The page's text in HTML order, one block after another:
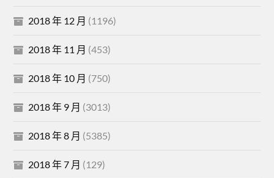
2018 年 12 月 (1196)
2018 年 11 月 (453)
2018 年 10 月 (750)
2018 年 9 月 (3013)
2018 年 8 月 (5385)
2018 年 7 月 (129)